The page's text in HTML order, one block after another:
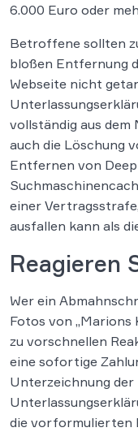
6.000 Euro oder
Betroffene sollten
bloßen Entfernung
Webseite nicht
vollständig aus dem
auch die Löschung
Entfernen von
einer
ausfallen kann als
Reagieren
Wer ein
Fotos von
zu vorschnellen
eine sofortige
Unterzeichnung der
die vorformulierten